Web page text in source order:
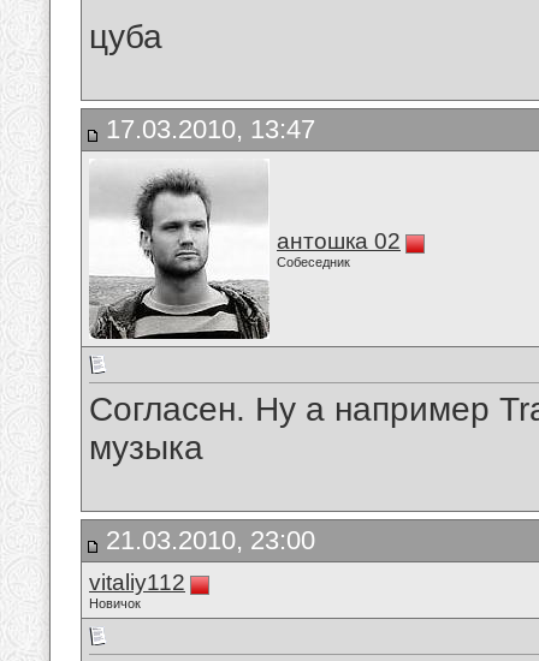
цуба
17.03.2010, 13:47
антошка 02
Собеседник
Согласен. Ну а например
музыка
21.03.2010, 23:00
vitaliy112
Новичок